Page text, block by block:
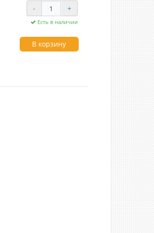
- +
Есть в наличии
В корзину